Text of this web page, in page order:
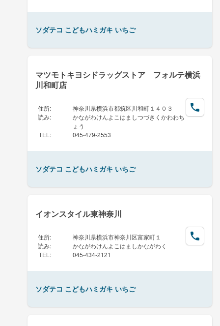
ソダテコ こどもハミガキ いちご
マツモトキヨシドラッグストア フォルテ横浜
川和町店
住所:
神奈川県横浜市都筑区川和町１４０３
読み:
かながわけんよこはましつづきくかわわち
ょう
TEL : 045-479-2553
ソダテコ こどもハミガキ いちご
イオンスタイル東神奈川
住所:
神奈川県横浜市神奈川区富家町１
読み:
かながわけんよこはましかながわく
TEL : 045-434-2121
ソダテコ こどもハミガキ いちご